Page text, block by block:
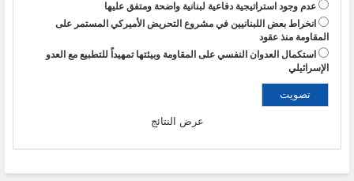
عدم وجود استراتيجية دفاعية لبنانية واضحة ومتفق عليها
انخراط بعض اللبنانيين في مشروع التحريض الأميركي المستمر على
المقاومة منذ عقود
استكمال العدوان النفسي على المقاومة وبيئتها تمهيداً للتطبيع مع العدو
الإسرائيلي
عرض النتائج